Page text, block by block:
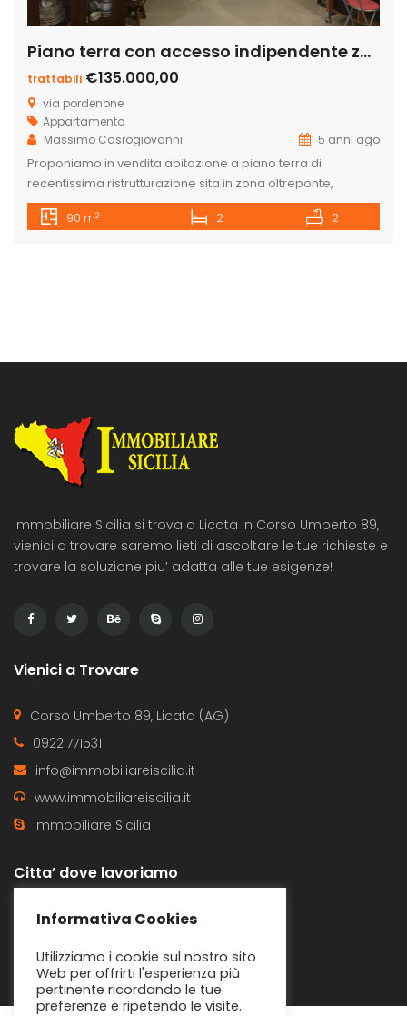
Piano terra con accesso indipendente zona oltreponte
trattabili €135.000,00
via pordenone
Appartamento
Massimo Casrogiovanni
5 anni ago
Proponiamo in vendita abitazione a piano terra di
recentissima ristrutturazione sita in zona oltreponte,
composta da un ingresso, una cucina, una sala e un bagno
a piano terra e un soppalco collegato da una bellissima
90 m2 2 2
Immobiliare Sicilia si trova a Licata in Corso Umberto 89,
vienici a trovare saremo lieti di ascoltare le tue richieste e
trovare la soluzione piu’ adatta alle tue esigenze!
Vienici a Trovare
Corso Umberto 89, Licata (AG)
0922.771531
info@immobiliareiscilia.it
www.immobiliareiscilia.it
Immobiliare Sicilia
Citta’ dove lavoriamo
Butera
Informativa Cookies
Utilizziamo i cookie sul nostro sito
Web per offrirti l'esperienza più
pertinente ricordando le tue
preferenze e ripetendo le visite.
Online
Ciao sono Massimo , cosa